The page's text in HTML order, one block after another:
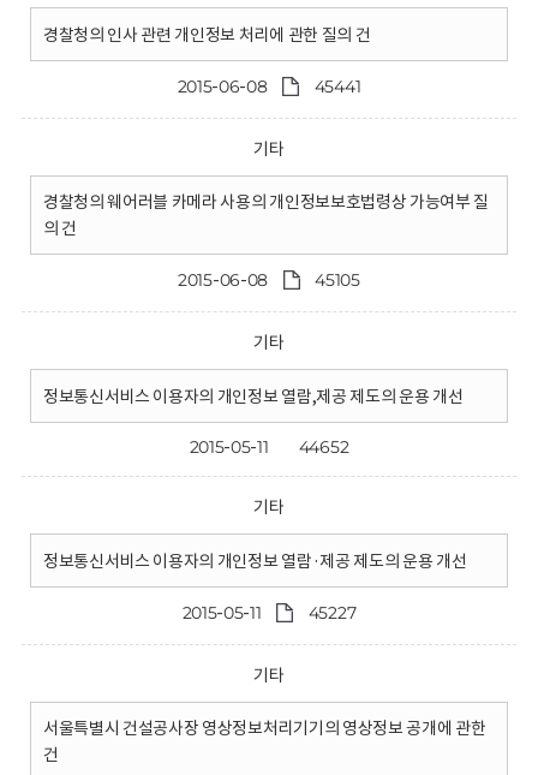
경찰청의 인사 관련 개인정보 처리에 관한 질의 건
2015-06-08 45441
기타
경찰청의 웨어러블 카메라 사용의 개인정보보호법령상 가능여부 질
의 건
2015-06-08 45105
기타
정보통신서비스 이용자의 개인정보 열람,제공 제도의 운용 개선
2015-05-11 44652
기타
정보통신서비스 이용자의 개인정보 열람·제공 제도의 운용 개선
2015-05-11 45227
기타
서울특별시 건설공사장 영상정보처리기기의 영상정보 공개에 관한
건